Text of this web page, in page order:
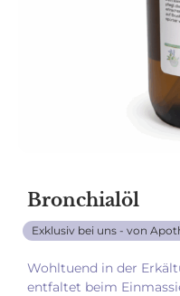
Bronchialöl
Exklusiv bei uns - von
Wohltuend in der
entfaltet beim